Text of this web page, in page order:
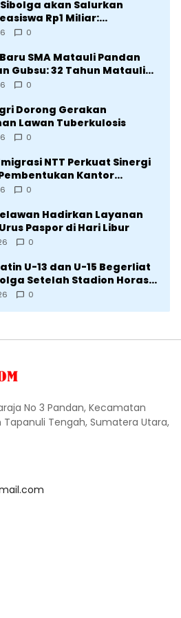
akan Salurkan
Rp1 Miliar:
Mahasiswa Korban
0
SMA Matauli Pandan
Gubsu: 32 Tahun Matauli
Unggul
0
Dorong Gerakan
Lawan Tuberkulosis
0
NTT Perkuat Sinergi
Kantor
Timur
0
Hadirkan Layanan
Paspor di Hari Libur
0
U-13 dan U-15 Begerliat
Setelah Stadion Horas
Wali Kota
0
No 3 Pandan, Kecamatan
Tapanuli Tengah, Sumatera Utara,